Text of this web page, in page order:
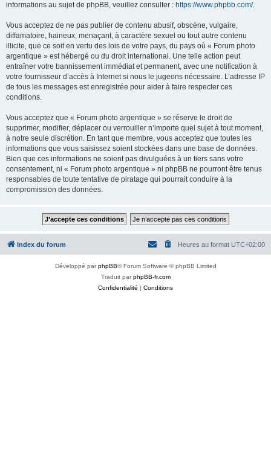
informations au sujet de phpBB, veuillez consulter : https://www.phpbb.com/.
Vous acceptez de ne pas publier de contenu abusif, obscène, vulgaire,
diffamatoire, haineux, menaçant, à caractère sexuel ou tout autre contenu
illicite, que ce soit en vertu des lois de votre pays, du pays où « Forum photo
argentique » est hébergé ou du droit international. Une telle action peut
entraîner votre bannissement immédiat et permanent, avec une notification à
votre fournisseur d’accès à Internet si nous le jugeons nécessaire. L’adresse IP
de tous les messages est enregistrée pour aider à faire respecter ces
conditions.
Vous acceptez que « Forum photo argentique » se réserve le droit de
supprimer, modifier, déplacer ou verrouiller n’importe quel sujet à tout moment,
à notre seule discrétion. En tant que membre, vous acceptez que toutes les
informations que vous saisissez soient stockées dans une base de données.
Bien que ces informations ne soient pas divulguées à un tiers sans votre
consentement, ni « Forum photo argentique » ni phpBB ne pourront être tenus
responsables de toute tentative de piratage qui pourrait conduire à la
compromission des données.
Index du forum Heures au format UTC+02:00
Développé parphpBB® Forum Software © phpBB Limited
Traduit parphpBB-fr.com
Confidentialité | Conditions